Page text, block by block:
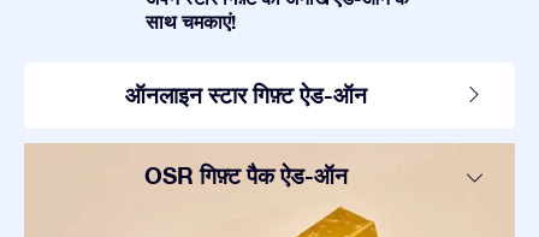
साथ चमकाएं!
ऑनलाइन स्टार गिफ़्ट ऐड-ऑन
OSR गिफ़्ट पैक ऐड-ऑन